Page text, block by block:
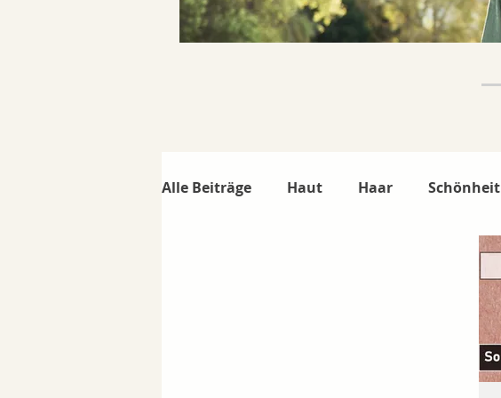
Alle Beiträge Haut Haar Schönheit